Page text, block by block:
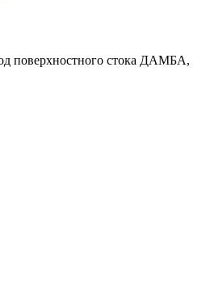
поверхностного стока ДАМБА,